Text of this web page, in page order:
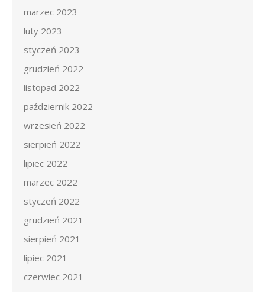
marzec 2023
luty 2023
styczeń 2023
grudzień 2022
listopad 2022
październik 2022
wrzesień 2022
sierpień 2022
lipiec 2022
marzec 2022
styczeń 2022
grudzień 2021
sierpień 2021
lipiec 2021
czerwiec 2021